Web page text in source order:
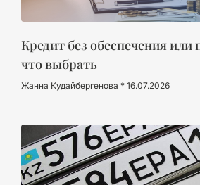
Кредит без обеспечения или
что выбрать
Жанна Кудайбергенова 16.07.2026